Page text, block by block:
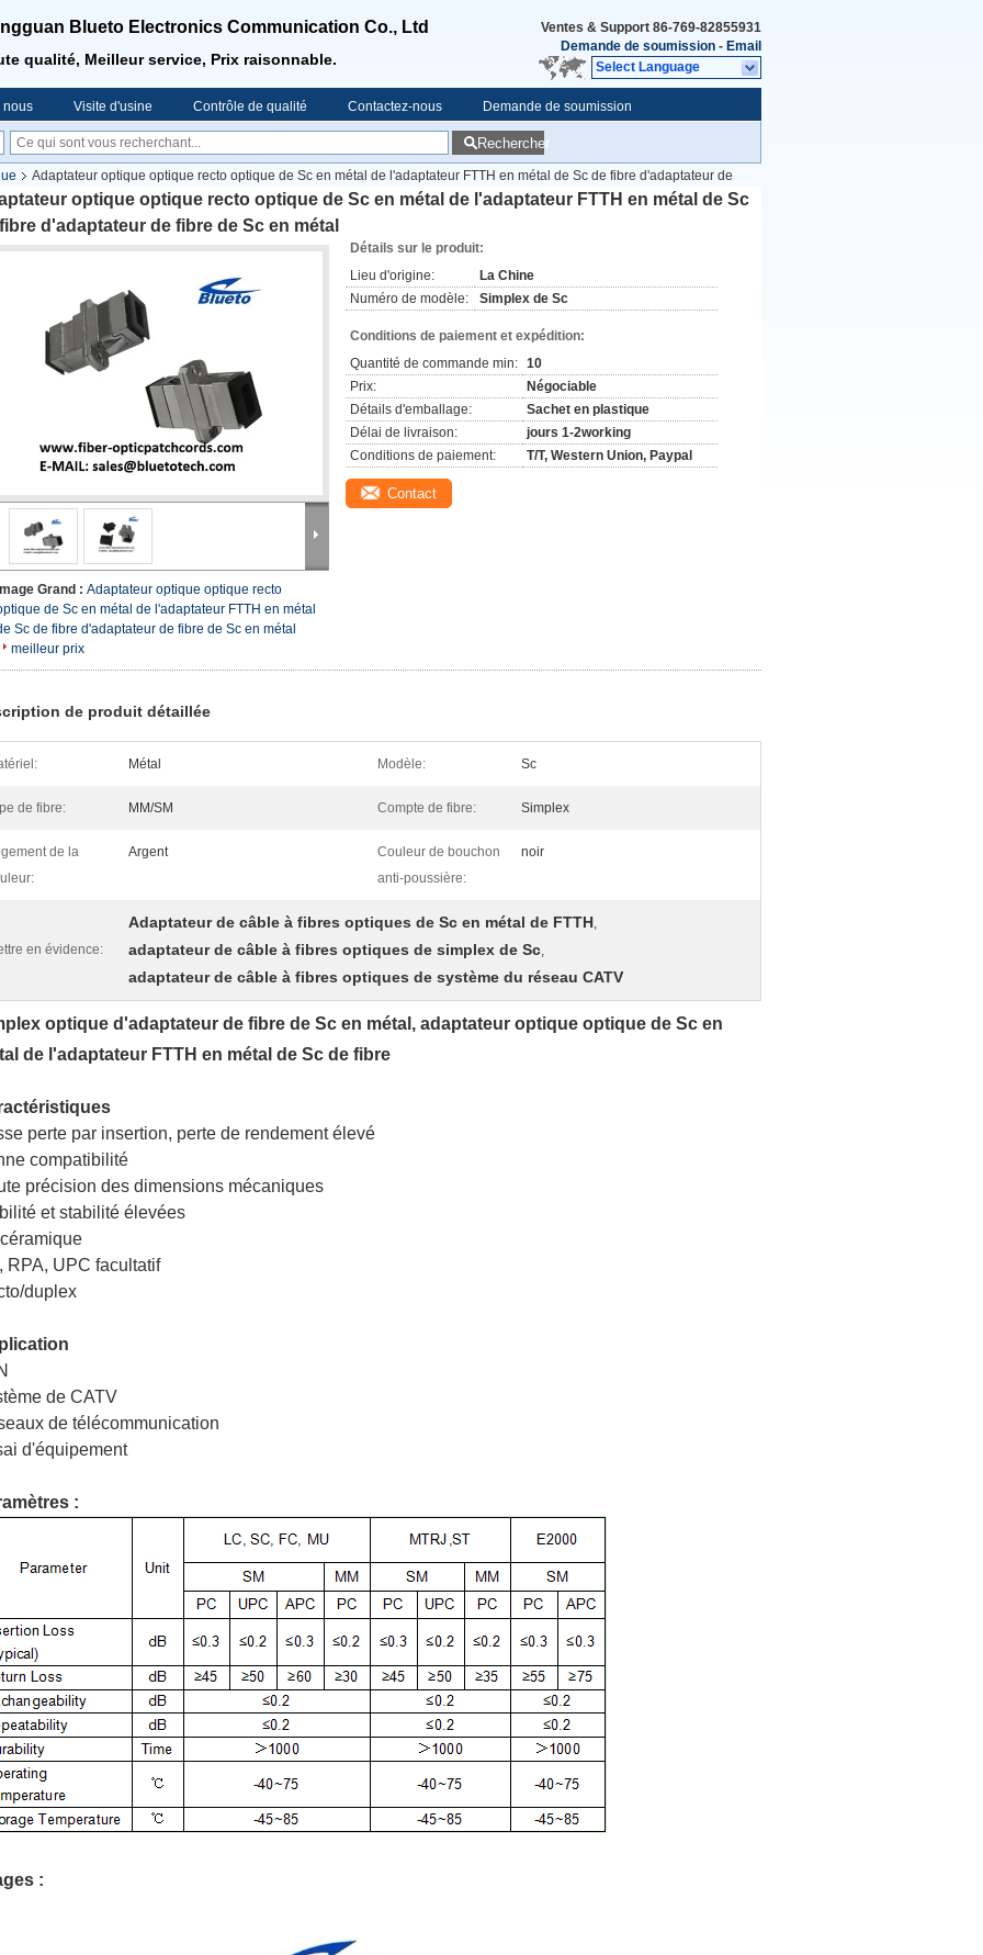
Blueto Electronics Communication Co., Ltd
qualité, Meilleur service, Prix raisonnable.
Ventes & Support 86-769-82855931
Demande de soumission - Email
Select Language
nous Visite d'usine Contrôle de qualité Contactez-nous Demande de soumission
Rechercher
Adaptateur optique optique recto optique de Sc en métal de l'adaptateur FTTH en métal de Sc de fibre d'adaptateur de
optique optique recto optique de Sc en métal de l'adaptateur FTTH en métal de Sc
d'adaptateur de fibre de Sc en métal
Grand : Adaptateur optique optique recto
de Sc en métal de l'adaptateur FTTH en métal
Sc de fibre d'adaptateur de fibre de Sc en métal
meilleur prix
Détails sur le produit:
Lieu d'origine:
La Chine
Numéro de modèle:
Simplex de Sc
Conditions de paiement et expédition:
Quantité de commande min: 10
Prix:
Négociable
Détails d'emballage:
Sachet en plastique
Délai de livraison:
jours 1-2working
Conditions de paiement:
T/T, Western Union, Paypal
Contact
de produit détaillée
Métal Modèle: Sc
de fibre: MM/SM Compte de fibre: Simplex
de la
Argent
Couleur de bouchon
anti-poussière:
noir
en évidence:
Adaptateur de câble à fibres optiques de Sc en métal de FTTH,
adaptateur de câble à fibres optiques de simplex de Sc,
adaptateur de câble à fibres optiques de système du réseau CATV
optique d'adaptateur de fibre de Sc en métal, adaptateur optique optique de Sc en
de l'adaptateur FTTH en métal de Sc de fibre
perte par insertion, perte de rendement élevé
compatibilité
précision des dimensions mécaniques
et stabilité élevées
RPA, UPC facultatif
duplex
de CATV
de télécommunication
d'équipement
:
: